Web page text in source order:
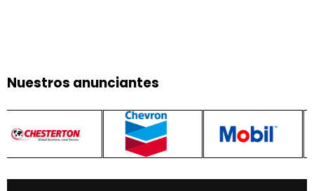
Nuestros anunciantes